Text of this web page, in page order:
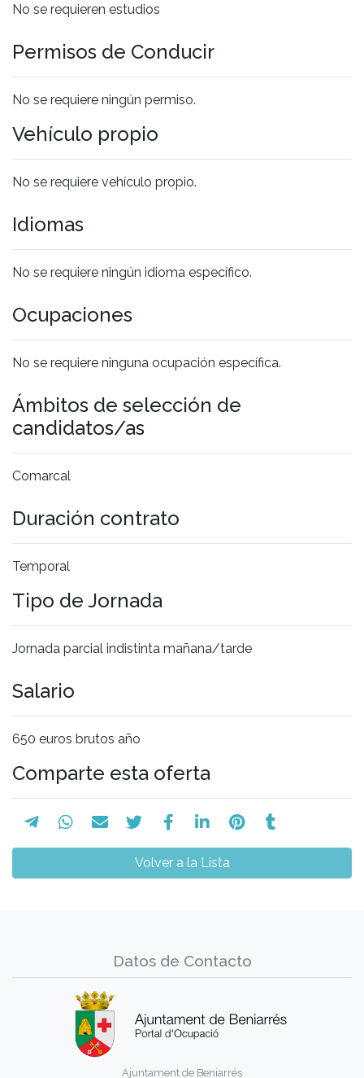
No se requieren estudios
Permisos de Conducir
No se requiere ningún permiso.
Vehículo propio
No se requiere vehículo propio.
Idiomas
No se requiere ningún idioma específico.
Ocupaciones
No se requiere ninguna ocupación específica.
Ámbitos de selección de
candidatos/as
Comarcal
Duración contrato
Temporal
Tipo de Jornada
Jornada parcial indistinta mañana/tarde
Salario
650 euros brutos año
Comparte esta oferta
Volver a la Lista
Datos de Contacto
Ajuntament de Beniarrés